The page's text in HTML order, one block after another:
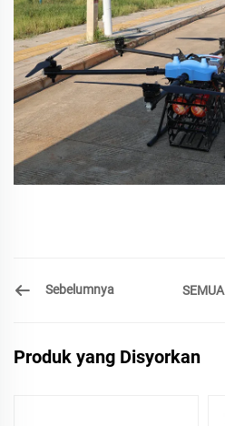
Sebelumnya SEMUA
Produk yang Disyorkan